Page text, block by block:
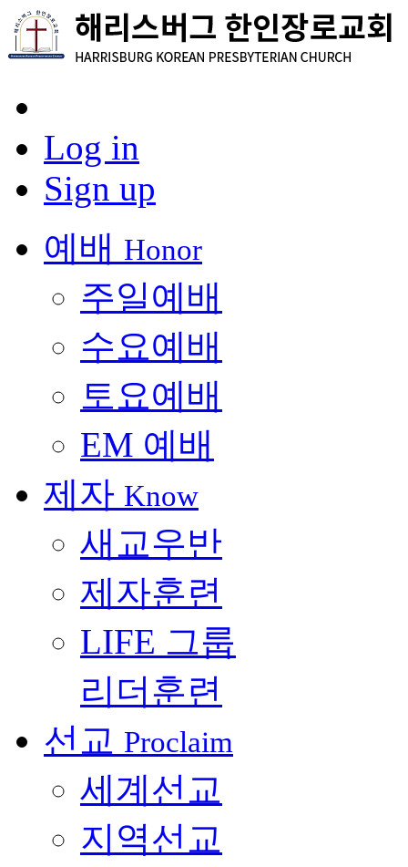
Log in
Sign up
예배 Honor
주일예배
수요예배
토요예배
EM 예배
제자 Know
새교우반
제자훈련
LIFE 그룹
리더훈련
선교 Proclaim
세계선교
지역선교